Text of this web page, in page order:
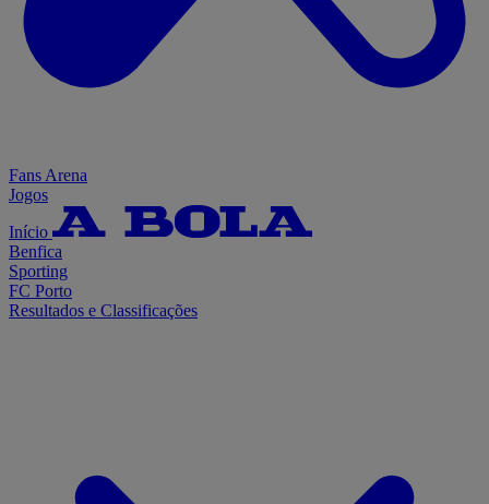
Fans Arena
Jogos
Início
Benfica
Sporting
FC Porto
Resultados e Classificações